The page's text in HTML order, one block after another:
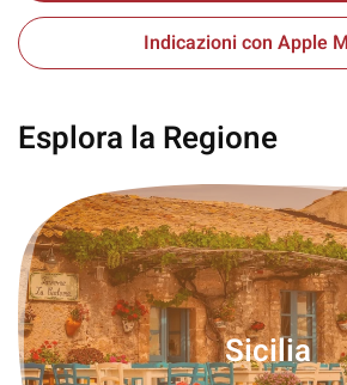
Indicazioni con Apple
Esplora la Regione
Sicilia